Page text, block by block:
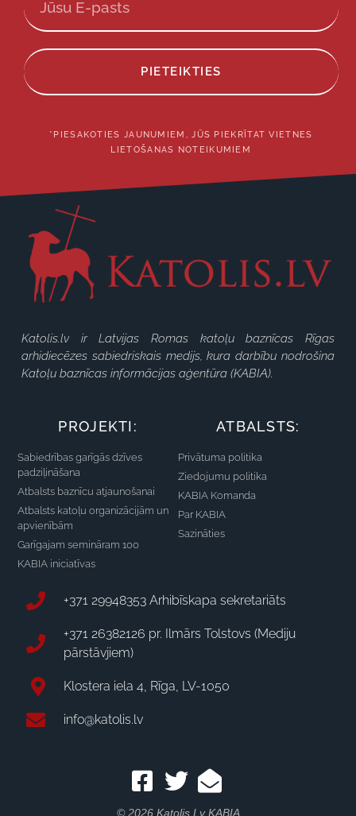
PIETEIKTIES
*PIESAKOTIES JAUNUMIEM, JŪS PIEKRĪTAT VIETNES
LIETOŠANAS NOTEIKUMIEM
Katolis.lv ir Latvijas Romas katoļu baznīcas Rīgas
arhidiecēzes sabiedriskais medijs, kura darbību nodrošina
Katoļu baznīcas informācijas aģentūra (KABIA).
PROJEKTI:
Sabiedrības garīgās dzīves
padziļināšana
Atbalsts baznīcu atjaunošanai
Atbalsts katoļu organizācijām un
apvienībām
Garīgajam semināram 100
KABIA iniciatīvas
ATBALSTS:
Privātuma politika
Ziedojumu politika
KABIA Komanda
Par KABIA
Sazināties
+371 29948353 Arhibīskapa sekretariāts
+371 26382126 pr. Ilmārs Tolstovs (Mediju
pārstāvjiem)
Klostera iela 4, Rīga, LV-1050
info@katolis.lv
© 2026 Katolis.lv KABIA